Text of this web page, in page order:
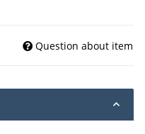
Question about item